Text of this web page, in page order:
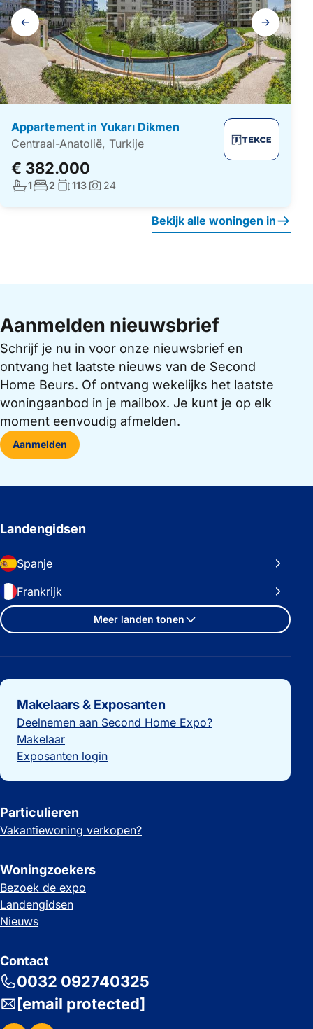
Galerij
navigatie
Appartement in Yukarı Dikmen
Centraal-Anatolië, Turkije
€ 382.000
Aantal badkamers:
1Aantal slaapkamers:
2 Woonoppervlakte:
113Foto's:
24
Bekijk alle woningen in
Aanmelden nieuwsbrief
Schrijf je nu in voor onze nieuwsbrief en
ontvang het laatste nieuws van de Second
Home Beurs. Of ontvang wekelijks het laatste
woningaanbod in je mailbox. Je kunt je op elk
moment eenvoudig afmelden.
Aanmelden
Landengidsen
Spanje
Frankrijk
Meer landen tonen
Belangrijke links
Makelaars & Exposanten
Deelnemen aan Second Home Expo?
Makelaar
Exposanten login
Particulieren
Vakantiewoning verkopen?
Woningzoekers
Bezoek de expo
Landengidsen
Nieuws
Contact
0032 092740325
[email protected]